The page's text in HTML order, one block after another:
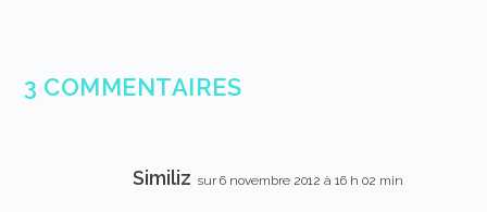
3 COMMENTAIRES
Similiz sur 6 novembre 2012 à 16 h 02 min